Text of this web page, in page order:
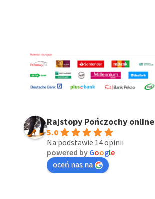
Rajstopy Pończochy online
5.0
Na podstawie 14 opinii
powered by Google
oceń nas na